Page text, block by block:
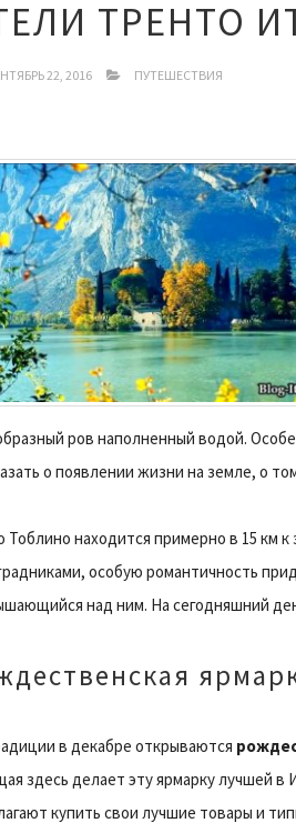
ТРЕНТО
22, 2016 ПУТЕШЕСТВИЯ
ров наполненный водой.
о появлении жизни на земле, о
Тоблино находится примерно в 15 км
особую романтичность
над ним. На сегодняшний
в декабре открываются
здесь делает эту ярмарку лучшей
купить свои лучшие товары и